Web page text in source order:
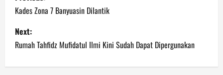
o
s
t
Kades Zona 7 Banyuasin Dilantik
Next:
Rumah Tahfidz Mufidatul Ilmi Kini Sudah Dapat Dipergunakan